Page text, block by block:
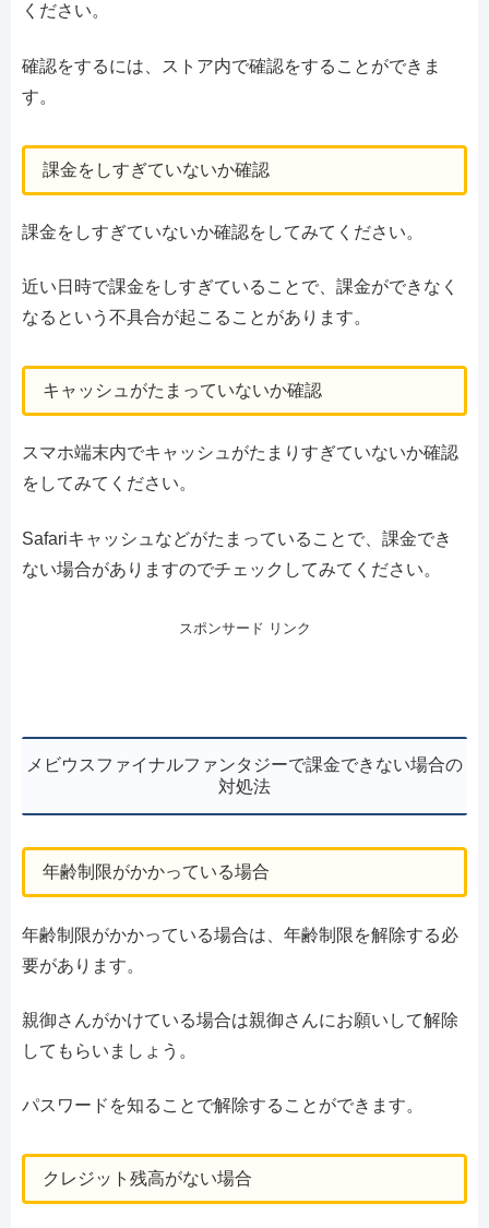
ください。
確認をするには、ストア内で確認をすることができま
す。
課金をしすぎていないか確認
課金をしすぎていないか確認をしてみてください。
近い日時で課金をしすぎていることで、課金ができなく
なるという不具合が起こることがあります。
キャッシュがたまっていないか確認
スマホ端末内でキャッシュがたまりすぎていないか確認
をしてみてください。
Safariキャッシュなどがたまっていることで、課金でき
ない場合がありますのでチェックしてみてください。
スポンサード リンク
メビウスファイナルファンタジーで課金できない場合の
対処法
年齢制限がかかっている場合
年齢制限がかかっている場合は、年齢制限を解除する必
要があります。
親御さんがかけている場合は親御さんにお願いして解除
してもらいましょう。
パスワードを知ることで解除することができます。
クレジット残高がない場合